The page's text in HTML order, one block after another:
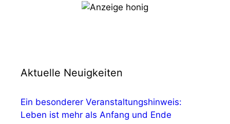
Aktuelle Neuigkeiten
Ein besonderer Veranstaltungshinweis:
Leben ist mehr als Anfang und Ende